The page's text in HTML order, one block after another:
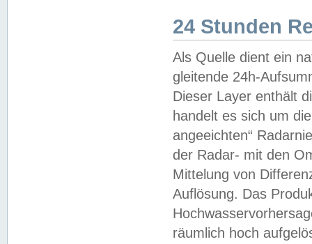
24 Stunden
Als Quelle dient ein
gleitende 24h-
Dieser Layer enthält
handelt es sich um
angeeichten“
der Radar- mit den
Mittelung von
Auflösung. Das
räumlich hoch